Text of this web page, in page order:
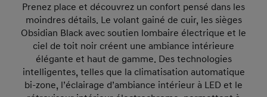
Prenez place et découvrez un confort pensé dans les
moindres détails. Le volant gainé de cuir, les sièges
Obsidian Black avec soutien lombaire électrique et le
ciel de toit noir créent une ambiance intérieure
élégante et haut de gamme. Des technologies
intelligentes, telles que la climatisation automatique
bi-zone, l’éclairage d’ambiance intérieur à LED et le